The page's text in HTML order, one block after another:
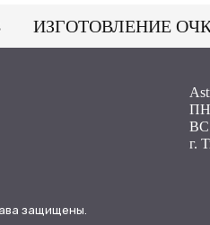
ИЗГОТОВЛЕНИЕ
ПН
г.
защищены.